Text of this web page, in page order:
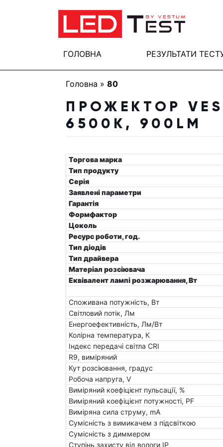
ГОЛОВНА РЕЗУЛЬТАТИ
Головна » 80
ПРОЖЕКТОР
6500K, 900LM
Торгова марка
Тип продукту
Серія
Заявлені параметри
Гарантія
Формфактор
Цоколь
Ресурс роботи, год.
Тип діодів
Тип драйвера
Матеріал розсіювача
Еквівалент лампі розжарювання, Вт
Споживана потужність, Вт
Світловий потік, Лм
Енергоефективність, Лм/Вт
Колірна температура, К
Індекс передачі світла CRI
R9, виміряний
Кут розсіювання, градус
Робоча напруга, V
Виміряний коефіцієнт пульсації, %
Виміряний коефіцієнт потужності, PF
Виміряна сила струму, mA
Сумісність з вимикачем з підсвіткою
Сумісність з диммером
Ступінь захисту від вологи IP